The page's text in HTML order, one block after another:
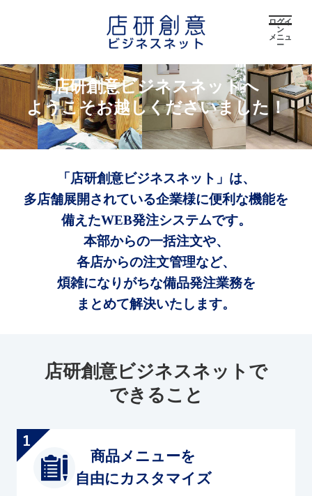
ログイ
ン
メニュ
ー
店研創意ビジネスネットへ
ようこそお越しくださいました！
「店研創意ビジネスネット」は、
多店舗展開されている企業様に便利な機能を
備えたWEB発注システムです。
本部からの一括注文や、
各店からの注文管理など、
煩雑になりがちな備品発注業務を
まとめて解決いたします。
店研創意ビジネスネットで
できること
商品メニューを
自由にカスタマイズ